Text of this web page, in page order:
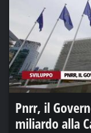
Pnrr, il
miliardo alla